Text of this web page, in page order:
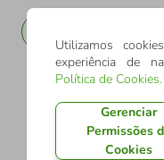
Utilizamos
experiência de
Política de Cookies.
Gerenciar
Permissões
Cookies